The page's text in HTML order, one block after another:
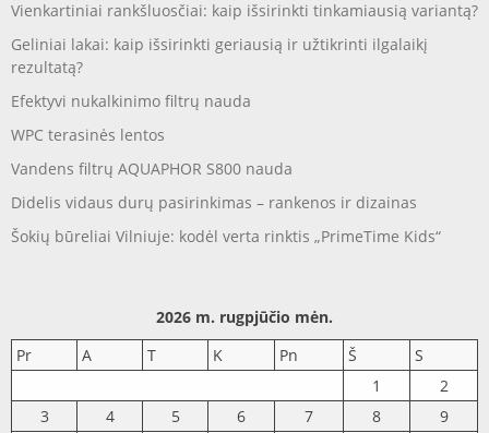
Vienkartiniai rankšluosčiai: kaip išsirinkti tinkamiausią variantą?
Geliniai lakai: kaip išsirinkti geriausią ir užtikrinti ilgalaikį
rezultatą?
Efektyvi nukalkinimo filtrų nauda
WPC terasinės lentos
Vandens filtrų AQUAPHOR S800 nauda
Didelis vidaus durų pasirinkimas – rankenos ir dizainas
Šokių būreliai Vilniuje: kodėl verta rinktis „PrimeTime Kids“
2026 m. rugpjūčio mėn.
Pr
A T K Pn Š
S
1
2
3
4 5 6 7 8
9